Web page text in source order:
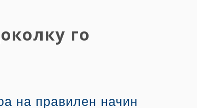
го
на правилен начин